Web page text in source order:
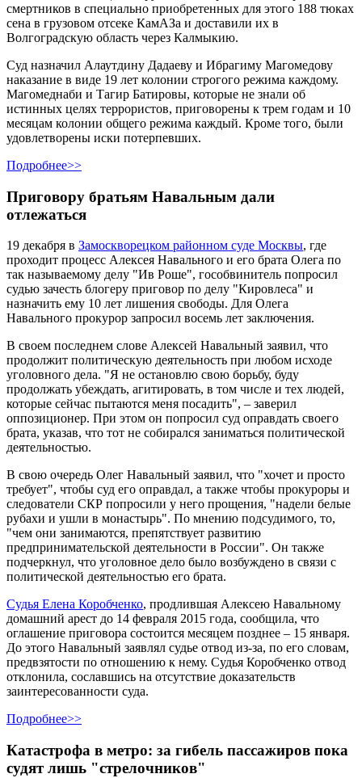
смертников в специально приобретенных для этого 188 тюках
сена в грузовом отсеке КамАЗа и доставили их в
Волгоградскую область через Калмыкию.
Суд назначил Алаутдину Дадаеву и Ибрагиму Магомедову
наказание в виде 19 лет колонии строгого режима каждому.
Магомеднаби и Тагир Батировы, которые не знали об
истинных целях террористов, приговорены к трем годам и 10
месяцам колонии общего режима каждый. Кроме того, были
удовлетворены иски потерпевших.
Подробнее>>
Приговору братьям Навальным дали
отлежаться
19 декабря в Замоскворецком районном суде Москвы, где
проходит процесс Алексея Навального и его брата Олега по
так называемому делу "Ив Роше", гособвинитель попросил
судью зачесть блогеру приговор по делу "Кировлеса" и
назначить ему 10 лет лишения свободы. Для Олега
Навального прокурор запросил восемь лет заключения.
В своем последнем слове Алексей Навальный заявил, что
продолжит политическую деятельность при любом исходе
уголовного дела. "Я не остановлю свою борьбу, буду
продолжать убеждать, агитировать, в том числе и тех людей,
которые сейчас пытаются меня посадить", – заверил
оппозиционер. При этом он попросил суд оправдать своего
брата, указав, что тот не собирался заниматься политической
деятельностью.
В свою очередь Олег Навальный заявил, что "хочет и просто
требует", чтобы суд его оправдал, а также чтобы прокуроры и
следователи СКР попросили у него прощения, "надели белые
рубахи и ушли в монастырь". По мнению подсудимого, то,
"чем они занимаются, препятствует развитию
предпринимательской деятельности в России". Он также
подчеркнул, что уголовное дело было возбуждено в связи с
политической деятельностью его брата.
Судья Елена Коробченко, продлившая Алексею Навальному
домашний арест до 14 февраля 2015 года, сообщила, что
оглашение приговора состоится месяцем позднее – 15 января.
До этого Навальный заявлял судье отвод из-за, по его словам,
предвзятости по отношению к нему. Судья Коробченко отвод
отклонила, сославшись на отсутствие доказательств
заинтересованности суда.
Подробнее>>
Катастрофа в метро: за гибель пассажиров пока
судят лишь "стрелочников"